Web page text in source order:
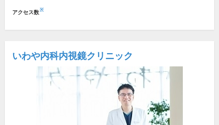
アクセス数※
いわや内科内視鏡クリニック